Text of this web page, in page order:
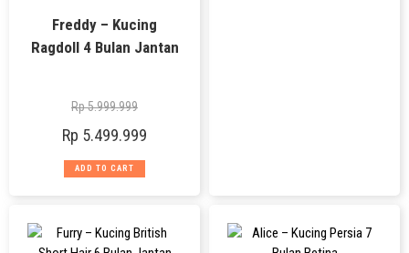
Freddy – Kucing
Ragdoll 4 Bulan Jantan
Rp5.999.999
Rp 5.499.999
ADD TO CART